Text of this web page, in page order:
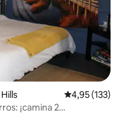
Calificación
4,95 (133)
¡camina 2